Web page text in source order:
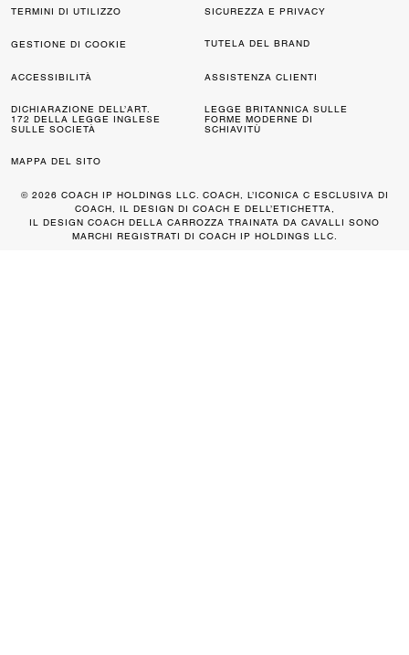
TERMINI DI UTILIZZO SICUREZZA E PRIVACY
GESTIONE DI COOKIE TUTELA DEL BRAND
ACCESSIBILITÀ ASSISTENZA CLIENTI
DICHIARAZIONE DELL’ART.
172 DELLA LEGGE INGLESE
SULLE SOCIETÀ
LEGGE BRITANNICA SULLE
FORME MODERNE DI
SCHIAVITÙ
MAPPA DEL SITO
© 2026 COACH IP HOLDINGS LLC. COACH, L’ICONICA C ESCLUSIVA DI
COACH, IL DESIGN DI COACH E DELL’ETICHETTA,
IL DESIGN COACH DELLA CARROZZA TRAINATA DA CAVALLI SONO
MARCHI REGISTRATI DI COACH IP HOLDINGS LLC.